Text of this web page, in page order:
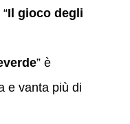
Il gioco degli
” è
e vanta più di